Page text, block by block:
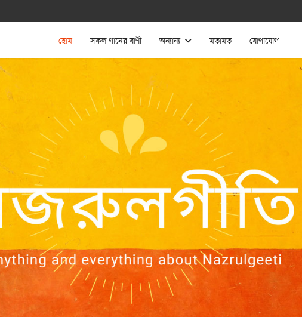
হোম সকল গানের বাণী অন্যান্য মতামত যোগাযোগ